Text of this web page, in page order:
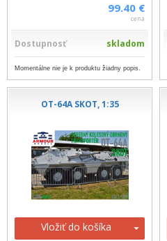
99.40 €
cena
Dostupnosť skladom
Momentálne nie je k produktu žiadny popis.
OT-64A SKOT, 1:35
Vložiť do košíka